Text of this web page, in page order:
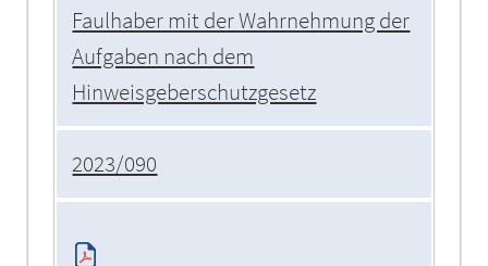
Faulhaber mit der Wahrnehmung der
Aufgaben nach dem
Hinweisgeberschutzgesetz
2023/090